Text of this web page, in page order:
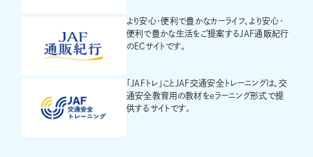
より安心・便利で豊かなカーライフ、より安心・
便利で豊かな生活をご提案するJAF通販紀行
のECサイトです。
「JAFトレ」ことJAF交通安全トレーニングは、交
通安全教育用の教材をeラーニング形式で提
供するサイトです。